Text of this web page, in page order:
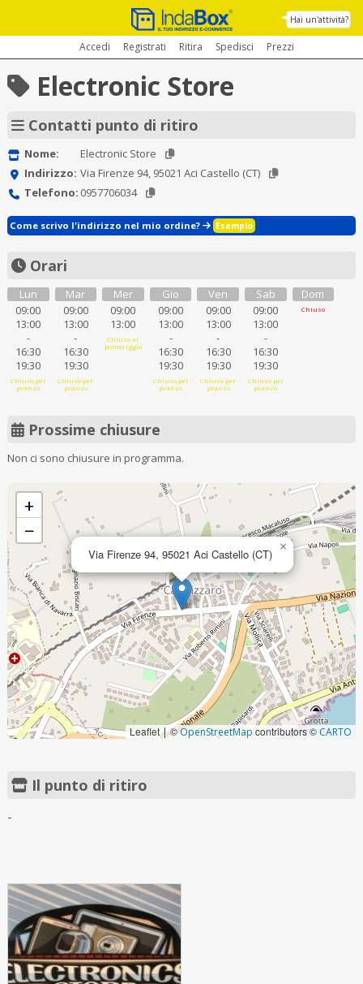
Hai un'attività?
Accedi Registrati Ritira Spedisci Prezzi
Electronic Store
Contatti punto di ritiro
Nome:
Electronic Store
Indirizzo: Via Firenze 94, 95021 Aci Castello (CT)
Telefono: 0957706034
Come scrivo l'indirizzo nel mio ordine? Esempio
Orari
Lun
09:00
13:00
-
16:30
19:30
Chiuso per
pranzo
Mar
09:00
13:00
-
16:30
19:30
Chiuso per
pranzo
Mer
09:00
13:00
Chiuso al
pomeriggio
Gio
09:00
13:00
-
16:30
19:30
Chiuso per
pranzo
Ven
09:00
13:00
-
16:30
19:30
Chiuso per
pranzo
Sab
09:00
13:00
-
16:30
19:30
Chiuso per
pranzo
Dom
Chiuso
Prossime chiusure
Non ci sono chiusure in programma.
Via Firenze 94, 95021 Aci Castello (CT) ×
+
−
Leaflet|©OpenStreetMapcontributors ©CARTO
Il punto di ritiro
-